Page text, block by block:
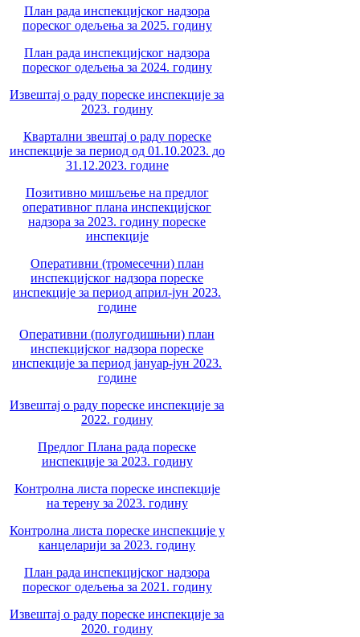
План рада инспекцијског надзора
пореског одељења за 2025. годину
План рада инспекцијског надзора
пореског одељења за 2024. годину
Извештај о раду пореске инспекције за
2023. годину
Квартални звештај о раду пореске
инспекције за период од 01.10.2023. до
31.12.2023. године
Позитивно мишљење на предлог
оперативног плана инспекцијског
надзора за 2023. годину пореске
инспекције
Оперативни (тромесечни) план
инспекцијског надзора пореске
инспекције за период април-јун 2023.
године
Оперативни (полугодишњни) план
инспекцијског надзора пореске
инспекције за период јануар-јун 2023.
године
Извештај о раду пореске инспекције за
2022. годину
Предлог Плана рада пореске
инспекције за 2023. годину
Контролна листа пореске инспекције
на терену за 2023. годину
Контролна листа пореске инспекције у
канцеларији за 2023. годину
План рада инспекцијског надзора
пореског одељења за 2021. годину
Извештај о раду пореске инспекције за
2020. годину